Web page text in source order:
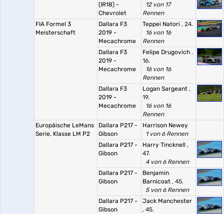
(IR18) -
Chevrolet
12 von 17
Rennen
FIA Formel 3
Meisterschaft
Dallara F3
2019 -
Mecachrome
Teppei Natori , 24.
16 von 16
Rennen
Dallara F3
2019 -
Mecachrome
Felipe Drugovich ,
16.
16 von 16
Rennen
Dallara F3
2019 -
Mecachrome
Logan Sargeant ,
19.
16 von 16
Rennen
Europäische LeMans
Serie, Klasse LM P2
Dallara P217 -
Gibson
Harrison Newey
1 von 6 Rennen
Dallara P217 -
Gibson
Harry Tincknell ,
47.
4 von 6 Rennen
Dallara P217 -
Gibson
Benjamin
Barnicoat , 45.
5 von 6 Rennen
Dallara P217 -
Gibson
Jack Manchester
, 45.